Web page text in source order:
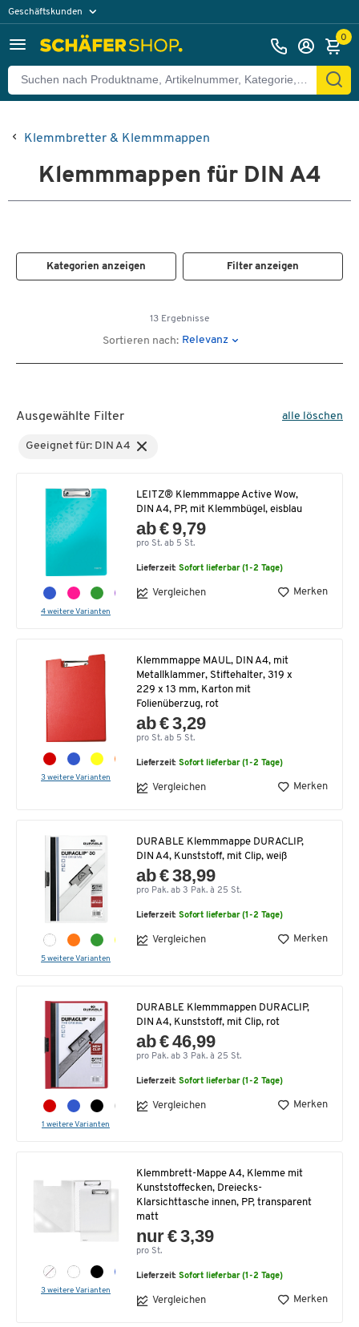
Geschäftskunden
0
Klemmbretter & Klemmmappen
Klemmmappen für DIN A4
Kategorien anzeigen Filter anzeigen
13 Ergebnisse
Sortieren nach: Relevanz
Ausgewählte Filter alle löschen
Geeignet für: DIN A4
4 weitere Varianten
LEITZ® Klemmmappe Active Wow,
DIN A4, PP, mit Klemmbügel, eisblau
ab € 9,79
pro St. ab 5 St.
Lieferzeit:Sofort lieferbar (1-2 Tage)
Vergleichen Merken
3 weitere Varianten
Klemmmappe MAUL, DIN A4, mit
Metallklammer, Stiftehalter, 319 x
229 x 13 mm, Karton mit
Folienüberzug, rot
ab € 3,29
pro St. ab 5 St.
Lieferzeit:Sofort lieferbar (1-2 Tage)
Vergleichen Merken
5 weitere Varianten
DURABLE Klemmmappe DURACLIP,
DIN A4, Kunststoff, mit Clip, weiß
ab € 38,99
pro Pak. ab 3 Pak. à 25 St.
Lieferzeit:Sofort lieferbar (1-2 Tage)
Vergleichen Merken
1 weitere Varianten
DURABLE Klemmmappen DURACLIP,
DIN A4, Kunststoff, mit Clip, rot
ab € 46,99
pro Pak. ab 3 Pak. à 25 St.
Lieferzeit:Sofort lieferbar (1-2 Tage)
Vergleichen Merken
3 weitere Varianten
Klemmbrett-Mappe A4, Klemme mit
Kunststoffecken, Dreiecks-
Klarsichttasche innen, PP, transparent
matt
nur € 3,39
pro St.
Lieferzeit:Sofort lieferbar (1-2 Tage)
Vergleichen Merken